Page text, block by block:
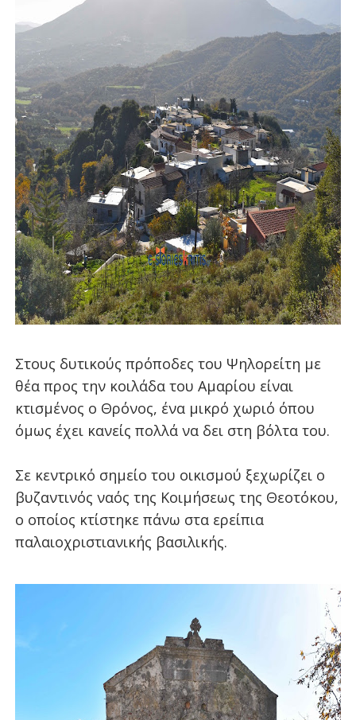
Στους δυτικούς πρόποδες του Ψηλορείτη με
θέα προς την κοιλάδα του Αμαρίου είναι
κτισμένος ο Θρόνος, ένα μικρό χωριό όπου
όμως έχει κανείς πολλά να δει στη βόλτα του.
Σε κεντρικό σημείο του οικισμού ξεχωρίζει ο
βυζαντινός ναός της Κοιμήσεως της Θεοτόκου,
ο οποίος κτίστηκε πάνω στα ερείπια
παλαιοχριστιανικής βασιλικής.